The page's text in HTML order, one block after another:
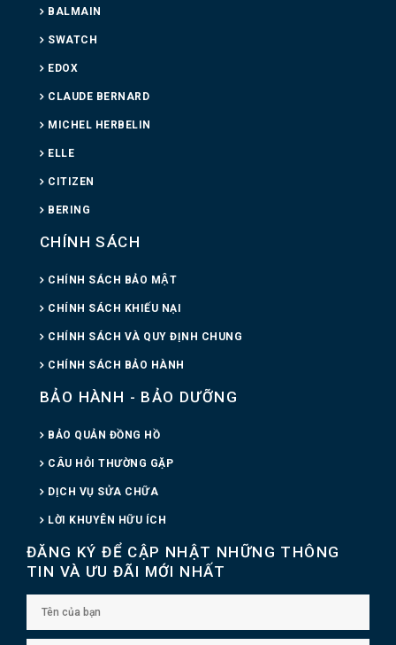
BALMAIN
SWATCH
EDOX
CLAUDE BERNARD
MICHEL HERBELIN
ELLE
CITIZEN
BERING
CHÍNH SÁCH
CHÍNH SÁCH BẢO MẬT
CHÍNH SÁCH KHIẾU NẠI
CHÍNH SÁCH VÀ QUY ĐỊNH CHUNG
CHÍNH SÁCH BẢO HÀNH
BẢO HÀNH - BẢO DƯỠNG
BẢO QUẢN ĐỒNG HỒ
CÂU HỎI THƯỜNG GẶP
DỊCH VỤ SỬA CHỮA
LỜI KHUYÊN HỮU ÍCH
ĐĂNG KÝ ĐỂ CẬP NHẬT NHỮNG THÔNG
TIN VÀ ƯU ĐÃI MỚI NHẤT